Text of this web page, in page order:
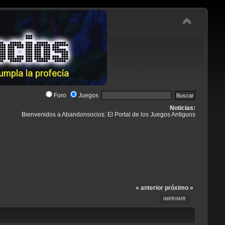
Foro Juegos
Noticias:
Bienvenidos a Abandonsocios: El Portal de los Juegos Antiguos
« anterior próximo »
IMPRIMIR